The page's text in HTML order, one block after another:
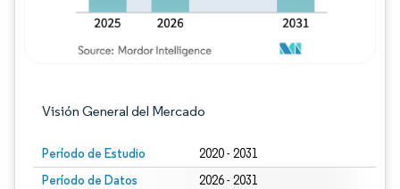
Visión General del Mercado
Período de Estudio 2020 - 2031
Período de Datos
2026 - 2031